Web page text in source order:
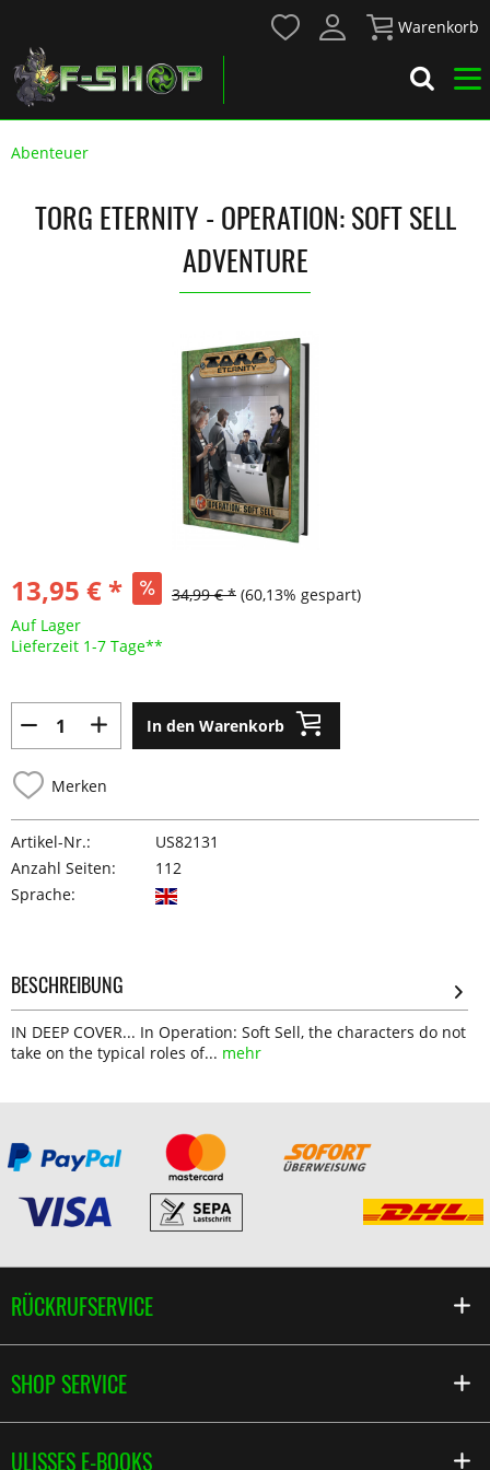
Warenkorb
Abenteuer
TORG ETERNITY - OPERATION: SOFT SELL
ADVENTURE
13,95 € * 34,99 € * (60,13% gespart)
Auf Lager
Lieferzeit 1-7 Tage**
In den Warenkorb
Merken
Artikel-Nr.:
US82131
Anzahl Seiten:
112
Sprache:
BESCHREIBUNG
IN DEEP COVER... In Operation: Soft Sell, the characters do not
take on the typical roles of... mehr
RÜCKRUFSERVICE
SHOP SERVICE
ULISSES E-BOOKS